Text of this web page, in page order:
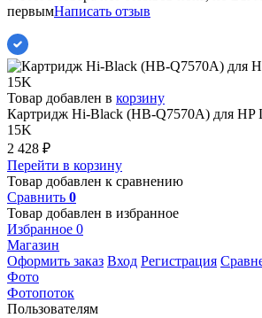
первымНаписать отзыв
Товар добавлен в корзину
Картридж Hi-Black (HB-Q7570A) для HP
15K
2 428 ₽
Перейти в корзину
Товар добавлен к сравнению
Сравнить 0
Товар добавлен в избранное
Избранное 0
Магазин
Оформить заказ Вход Регистрация
Фото
Фотопоток
Пользователям